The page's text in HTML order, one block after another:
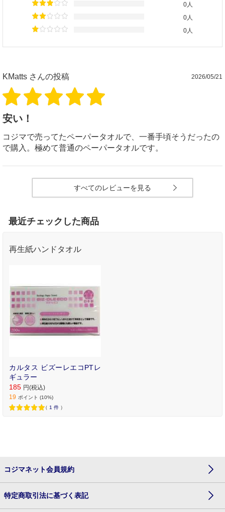
0人
0人
0人
KMatts さんの投稿 2026/05/21
安い！
コジマで売ってたペーパータオルで、一番手頃そうだったの
で購入。極めて普通のペーパータオルです。
すべてのレビューを見る
最近チェックした商品
再生紙ハンドタオル
カルタス ビズーレエコPTレ
ギュラー
185 円(税込)
19 ポイント (10%)
（ 1 件 ）
コジマネット会員規約
特定商取引法に基づく表記